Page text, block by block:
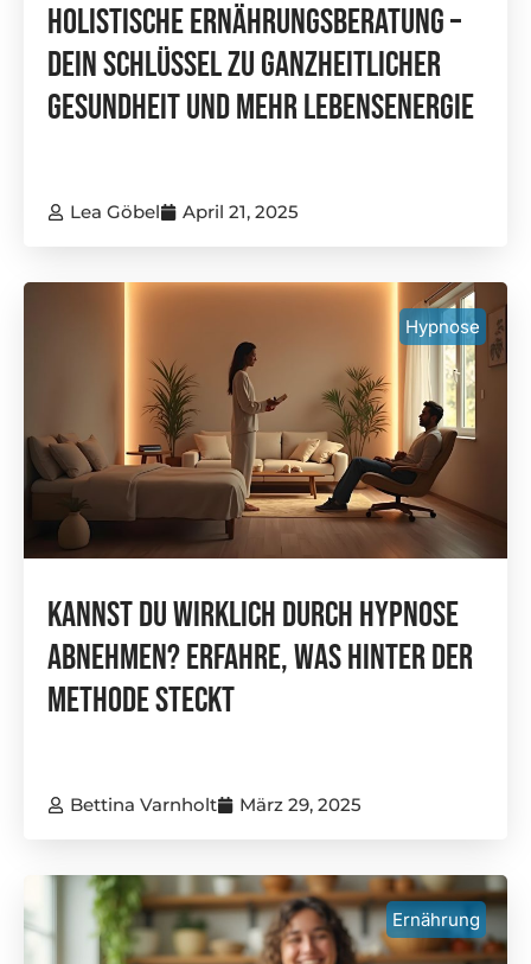
Holistische Ernährungsberatung –
Dein Schlüssel Zu Ganzheitlicher
Gesundheit Und Mehr Lebensenergie
Lea Göbel April 21, 2025
Hypnose
Kannst Du Wirklich Durch Hypnose
Abnehmen? Erfahre, Was Hinter Der
Methode Steckt
Bettina Varnholt März 29, 2025
Ernährung